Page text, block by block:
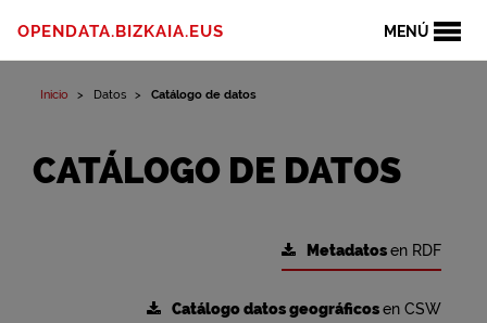
MENÚ
OPENDATA.BIZKAIA.EUS
Inicio Datos Catálogo de datos
CATÁLOGO DE DATOS
Metadatosen RDF
Catálogo datos geográficosen CSW